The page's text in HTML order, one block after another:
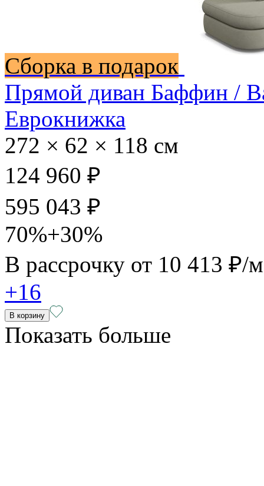
Сборка в подарок
Прямой диван Баффин /
Еврокнижка
272 × 62 × 118 см
124 960 ₽
595 043 ₽
70%+30%
В рассрочку от 10 413 ₽/
+16
В корзину
Показать больше